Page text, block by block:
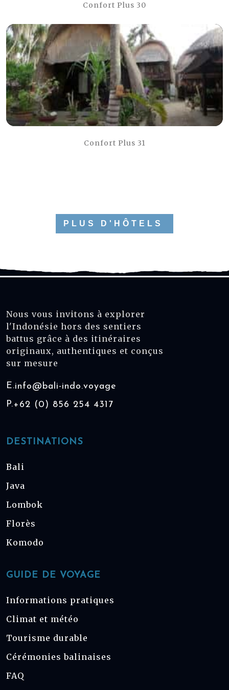
Confort Plus 30
Confort Plus 31
PLUS D'HÔTELS
Nous vous invitons à explorer
l'Indonésie hors des sentiers
battus grâce à des itinéraires
originaux, authentiques et conçus
sur mesure
E.info@bali-indo.voyage
P.+62 (0) 856 254 4317
DESTINATIONS
Bali
Java
Lombok
Florès
Komodo
GUIDE DE VOYAGE
Informations pratiques
Climat et météo
Tourisme durable
Cérémonies balinaises
FAQ